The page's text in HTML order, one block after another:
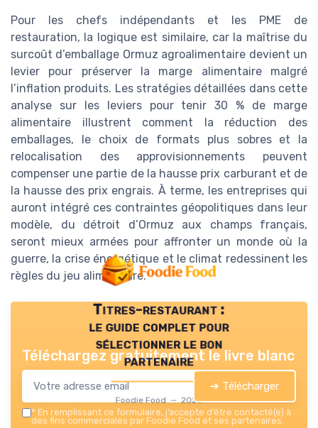
Pour les chefs indépendants et les PME de
restauration, la logique est similaire, car la maîtrise du
surcoût d’emballage Ormuz agroalimentaire devient un
levier pour préserver la marge alimentaire malgré
l’inflation produits. Les stratégies détaillées dans cette
analyse sur les leviers pour tenir 30 % de marge
alimentaire illustrent comment la réduction des
emballages, le choix de formats plus sobres et la
relocalisation des approvisionnements peuvent
compenser une partie de la hausse prix carburant et de
la hausse des prix engrais. À terme, les entreprises qui
auront intégré ces contraintes géopolitiques dans leur
modèle, du détroit d’Ormuz aux champs français,
seront mieux armées pour affronter un monde où la
guerre, la crise énergétique et le climat redessinent les
règles du jeu alimentaire.
Titres-restaurant :
le guide complet pour
sélectionner le bon
partenaire
Foodie Food — 2026
Téléchargez gratuitement le livre blanc
➔ Télécharger
* En remplissant ce formulaire, j’accepte d’être contacté(e) à
des fins commerciales par Foodie Food et ses partenaires.